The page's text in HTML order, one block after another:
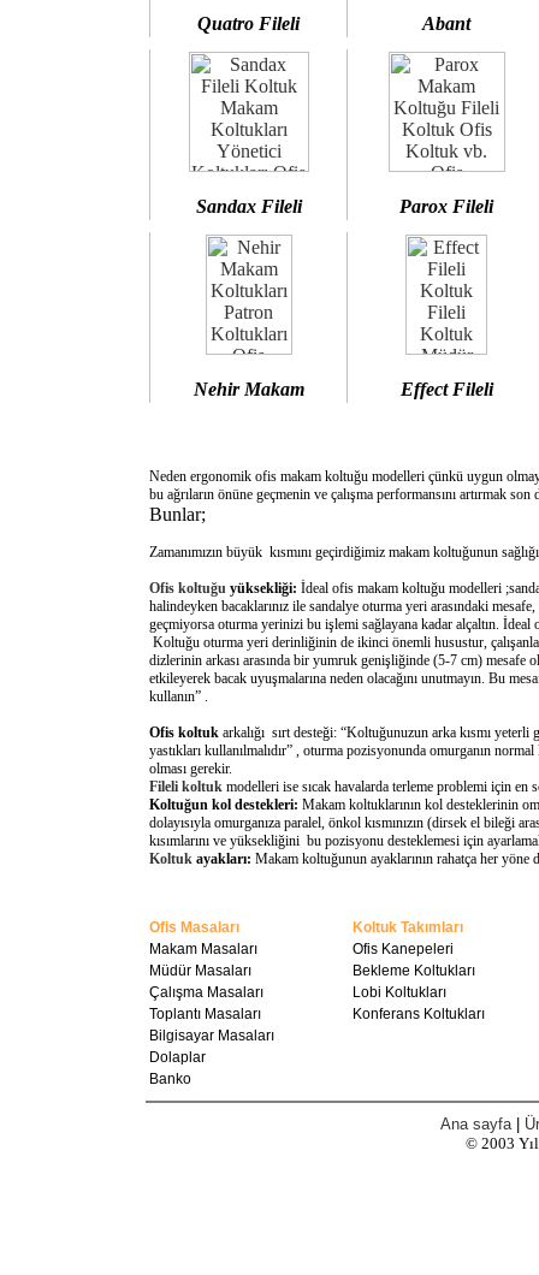
Quatro Fileli Abant
Sandax Fileli Parox Fileli
Nehir Makam Effect Fileli
Neden ergonomik ofis makam koltuğu modelleri çünkü uygun
bu ağrıların önüne geçmenin ve çalışma performansını artırmak
Bunlar;
Zamanımızın büyük kısmını geçirdiğimiz makam koltuğunun
Ofis koltuğu yüksekliği: İdeal ofis makam koltuğu modelleri
halindeyken bacaklarınız ile sandalye oturma yeri arasındaki
geçmiyorsa oturma yerinizi bu işlemi sağlayana kadar alçaltın.
Koltuğu oturma yeri derinliğinin de ikinci önemli husustur,
dizlerinin arkası arasında bir yumruk genişliğinde (5-7 cm) mesafe
etkileyerek bacak uyuşmalarına neden olacağını unutmayın. Bu
kullanın” .
Ofis koltuk arkalığı sırt desteği: “Koltuğunuzun arka kısmı
yastıkları kullanılmalıdır” , oturma pozisyonunda omurganın
olması gerekir.
Fileli koltuk modelleri ise sıcak havalarda terleme problemi için
Koltuğun kol destekleri: Makam koltuklarının kol desteklerinin
dolayısıyla omurganıza paralel, önkol kısmınızın (dirsek el bileği
kısımlarını ve yüksekliğini bu pozisyonu desteklemesi için
Koltuk ayakları: Makam koltuğunun ayaklarının rahatça her
Ofis Masaları
Koltuk Takımları
Makam Masaları
Ofis Kanepeleri
Müdür Masaları
Bekleme Koltukları
Çalışma Masaları
Lobi Koltukları
Toplantı Masaları
Konferans Koltukları
Bilgisayar Masaları
Dolaplar
Banko
Ana sayfa
© 2003